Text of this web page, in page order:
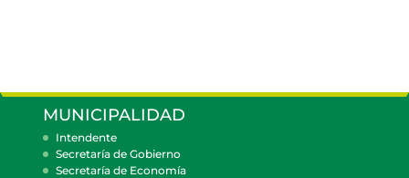
MUNICIPALIDAD
Intendente
Secretaría de Gobierno
Secretaría de Economía